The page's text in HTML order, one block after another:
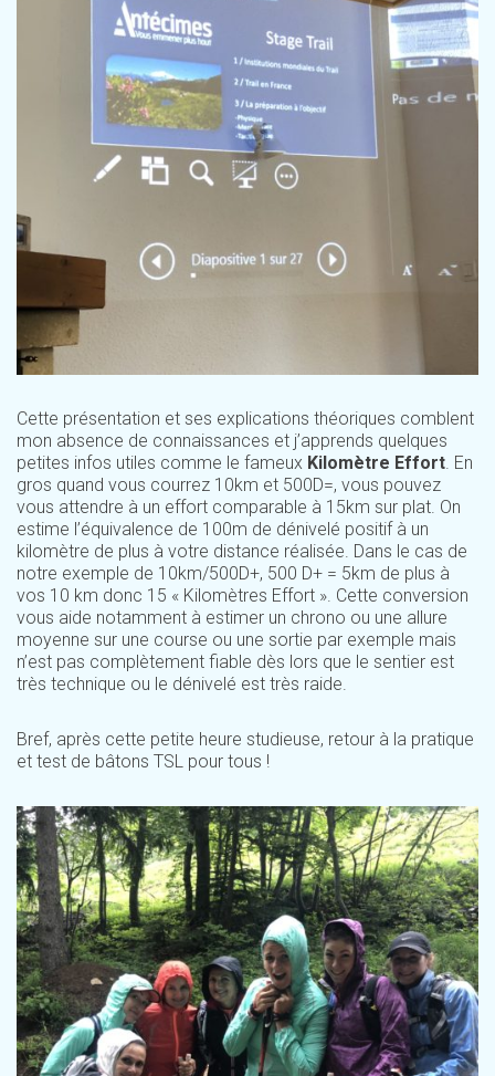
Cette présentation et ses explications théoriques comblent
mon absence de connaissances et j’apprends quelques
petites infos utiles comme le fameux Kilomètre Effort . En
gros quand vous courrez 10km et 500D=, vous pouvez
vous attendre à un effort comparable à 15km sur plat. On
estime l’équivalence de 100m de dénivelé positif à un
kilomètre de plus à votre distance réalisée. Dans le cas de
notre exemple de 10km/500D+, 500 D+ = 5km de plus à
vos 10 km donc 15 « Kilomètres Effort ». Cette conversion
vous aide notamment à estimer un chrono ou une allure
moyenne sur une course ou une sortie par exemple mais
n’est pas complètement fiable dès lors que le sentier est
très technique ou le dénivelé est très raide.
Bref, après cette petite heure studieuse, retour à la pratique
et test de bâtons TSL pour tous !